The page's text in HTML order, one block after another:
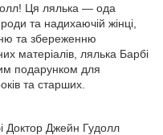
Ця лялька — ода
та надихаючій жінці,
та збереженню
матеріалів, лялька Барбі
подарунком для
та старших.
Доктор Джейн Гудолл